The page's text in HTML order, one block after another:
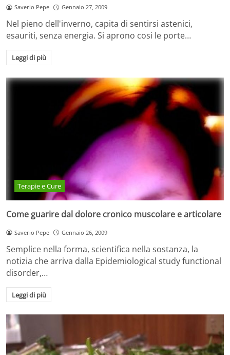
Saverio Pepe Gennaio 27, 2009
Nel pieno dell'inverno, capita di sentirsi astenici,
esauriti, senza energia. Si aprono cosi le porte…
Leggi di più
Terapie e Cure
Come guarire dal dolore cronico muscolare e articolare
Saverio Pepe Gennaio 26, 2009
Semplice nella forma, scientifica nella sostanza, la
notizia che arriva dalla Epidemiological study functional
disorder,…
Leggi di più